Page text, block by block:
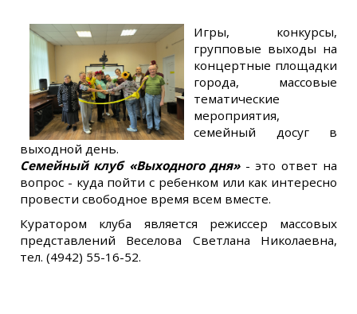
Игры, конкурсы,
групповые выходы на
концертные площадки
города, массовые
тематические
мероприятия,
семейный досуг в
выходной день.
Семейный клуб «Выходного дня»- это ответ на
вопрос - куда пойти с ребенком или как интересно
провести свободное время всем вместе.
Куратором клуба является режиссер массовых
представлений Веселова Светлана Николаевна,
тел. (4942) 55-16-52.